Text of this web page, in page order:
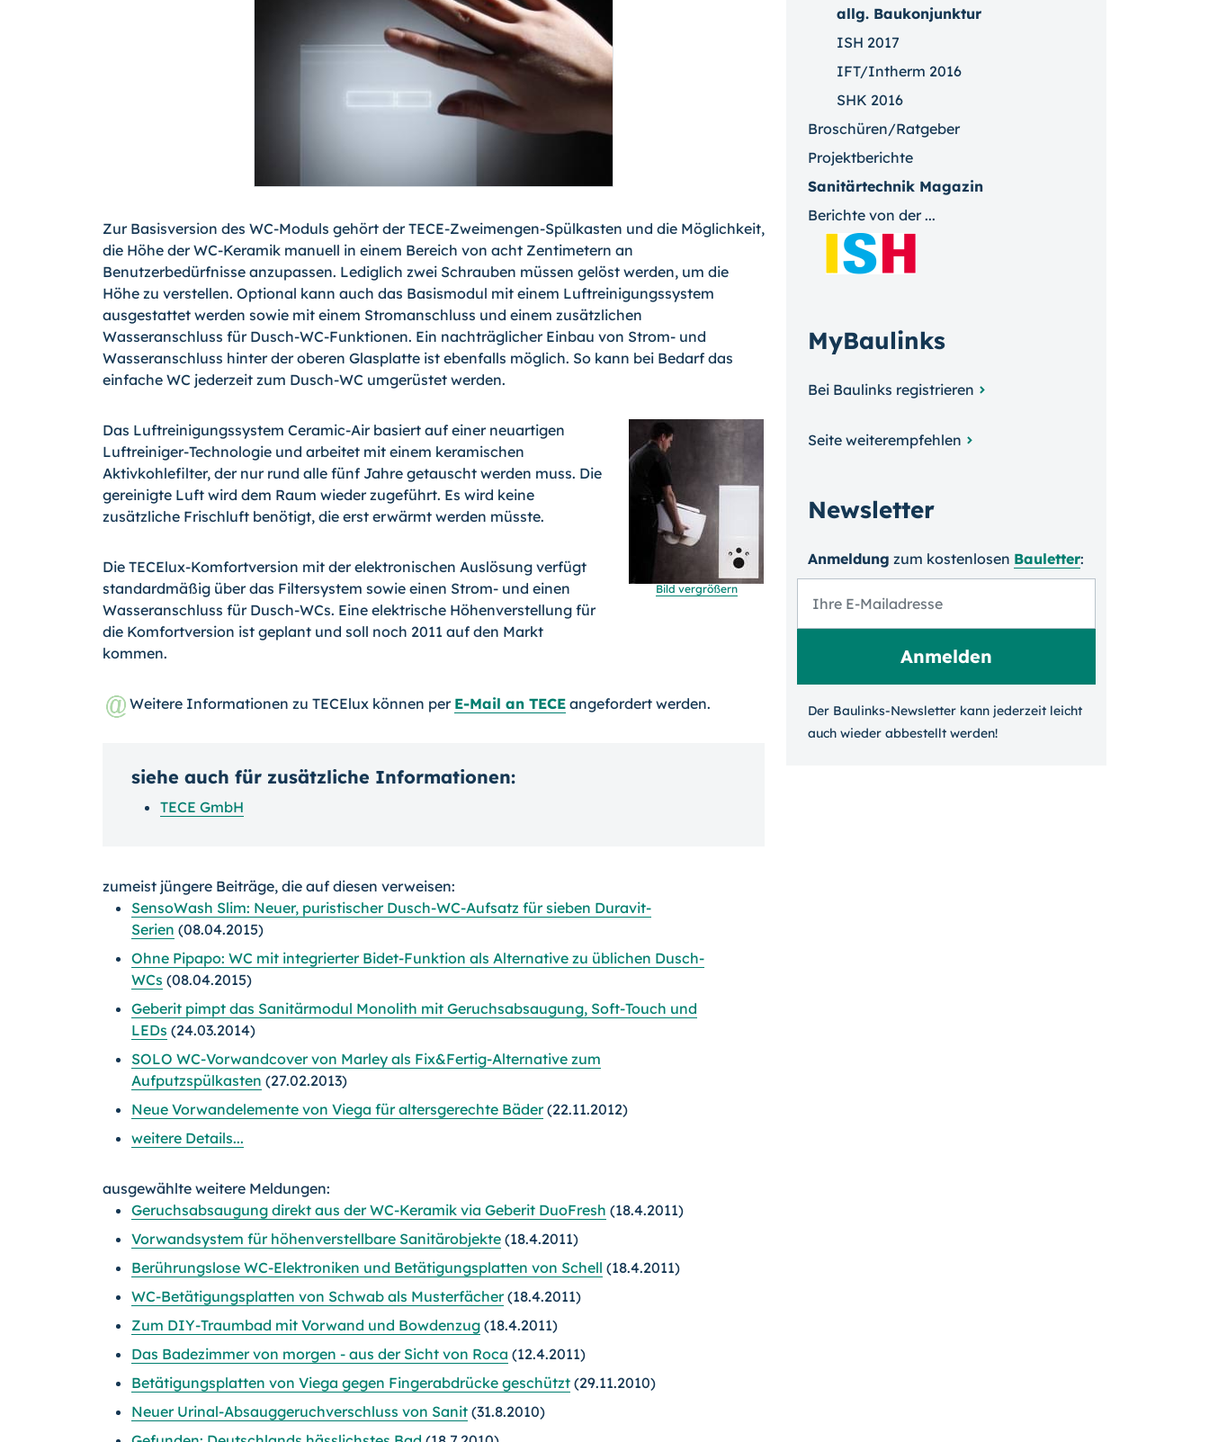
Zur Basisversion des WC-Moduls gehört der TECE-Zweimengen-Spülkasten und die Möglichkeit,
die Höhe der WC-Keramik manuell in einem Bereich von acht Zentimetern an
Benutzerbedürfnisse anzupassen. Lediglich zwei Schrauben müssen gelöst werden, um die
Höhe zu verstellen. Optional kann auch das Basismodul mit einem Luftreinigungssystem
ausgestattet werden sowie mit einem Stromanschluss und einem zusätzlichen
Wasseranschluss für Dusch-WC-Funktionen. Ein nachträglicher Einbau von Strom- und
Wasseranschluss hinter der oberen Glasplatte ist ebenfalls möglich. So kann bei Bedarf das
einfache WC jederzeit zum Dusch-WC umgerüstet werden.
Bild vergrößern
Das Luftreinigungssystem Ceramic-Air basiert auf einer neuartigen
Luftreiniger-Technologie und arbeitet mit einem keramischen
Aktivkohlefilter, der nur rund alle fünf Jahre getauscht werden muss. Die
gereinigte Luft wird dem Raum wieder zugeführt. Es wird keine
zusätzliche Frischluft benötigt, die erst erwärmt werden müsste.
Die TECElux-Komfortversion mit der elektronischen Auslösung verfügt
standardmäßig über das Filtersystem sowie einen Strom- und einen
Wasseranschluss für Dusch-WCs. Eine elektrische Höhenverstellung für
die Komfortversion ist geplant und soll noch 2011 auf den Markt
kommen.
Weitere Informationen zu TECElux können per E-Mail an TECE angefordert werden.
siehe auch für zusätzliche Informationen:
TECE GmbH
zumeist jüngere Beiträge, die auf diesen verweisen:
SensoWash Slim: Neuer, puristischer Dusch-WC-Aufsatz für sieben Duravit-
Serien (08.04.2015)
Ohne Pipapo: WC mit integrierter Bidet-Funktion als Alternative zu üblichen Dusch-
WCs (08.04.2015)
Geberit pimpt das Sanitärmodul Monolith mit Geruchsabsaugung, Soft-Touch und
LEDs (24.03.2014)
SOLO WC-Vorwandcover von Marley als Fix&Fertig-Alternative zum
Aufputzspülkasten (27.02.2013)
Neue Vorwandelemente von Viega für altersgerechte Bäder(22.11.2012)
weitere Details...
ausgewählte weitere Meldungen:
Geruchsabsaugung direkt aus der WC-Keramik via Geberit DuoFresh (18.4.2011)
Vorwandsystem für höhenverstellbare Sanitärobjekte (18.4.2011)
Berührungslose WC-Elektroniken und Betätigungsplatten von Schell (18.4.2011)
WC-Betätigungsplatten von Schwab als Musterfächer(18.4.2011)
Zum DIY-Traumbad mit Vorwand und Bowdenzug (18.4.2011)
Das Badezimmer von morgen - aus der Sicht von Roca (12.4.2011)
Betätigungsplatten von Viega gegen Fingerabdrücke geschützt (29.11.2010)
Neuer Urinal-Absauggeruchverschluss von Sanit (31.8.2010)
allg. Baukonjunktur
ISH 2017
IFT/Intherm 2016
SHK 2016
Broschüren/Ratgeber
Projektberichte
Sanitärtechnik Magazin
Berichte von der ...
MyBaulinks
Bei Baulinks registrieren
Seite weiterempfehlen
Newsletter
Anmeldung zum kosten­losen Bauletter:
Der Baulinks-Newsletter kann jeder­zeit leicht
auch wieder ab­bestellt werden!